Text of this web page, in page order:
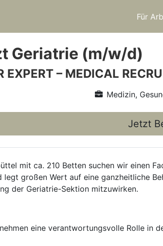
Für
Geriatrie (m/w/d)
EXPERT – MEDICAL
Medizin,
Jetzt
mit ca. 210 Betten suchen wir einen
großen Wert auf eine ganzheitliche
der Geriatrie-Sektion mitzuwirken.
eine verantwortungsvolle Rolle in